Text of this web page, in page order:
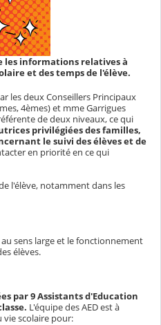
les informations relatives à
et des temps de l'élève.
les deux Conseillers Principaux
4èmes) et mme Garrigues
de deux niveaux, ce qui
privilégiées des familles,
le suivi des élèves et de
en priorité en ce qui
l'élève, notamment dans les
sens large et le fonctionnement
élèves.
par 9 Assistants d'Education
L'équipe des AED est à
scolaire pour: